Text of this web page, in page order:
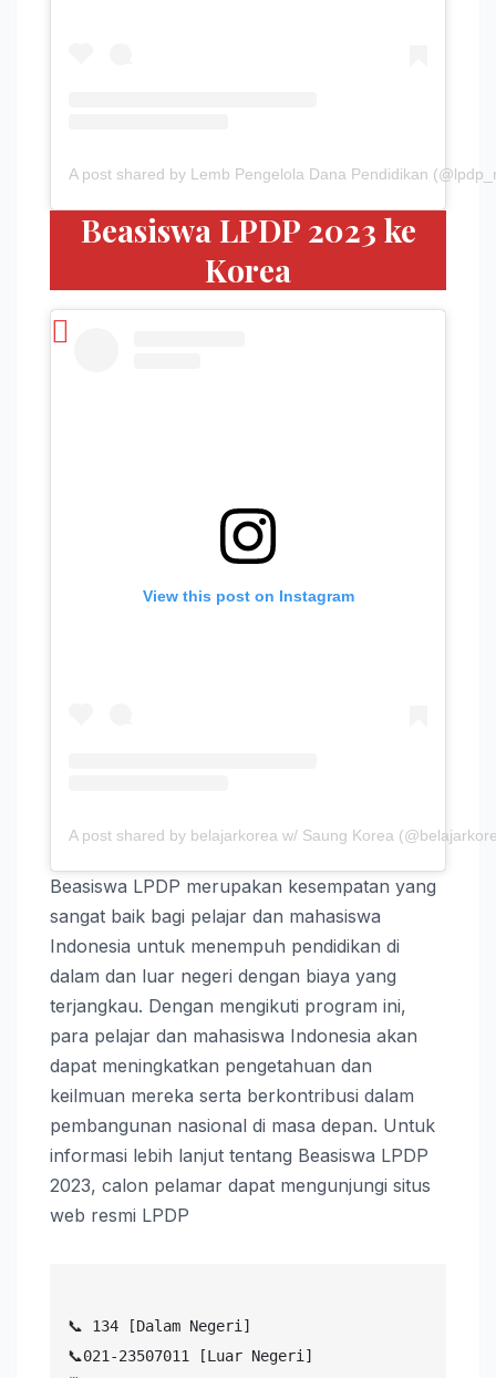
A post shared by Lemb Pengelola Dana Pendidikan
Beasiswa LPDP 2023 ke
Korea
View this post on Instagram
A post shared by belajarkorea w/ Saung Korea
Beasiswa LPDP merupakan kesempatan yang
sangat baik bagi pelajar dan mahasiswa
Indonesia untuk menempuh pendidikan di
dalam dan luar negeri dengan biaya yang
terjangkau. Dengan mengikuti program ini,
para pelajar dan mahasiswa Indonesia akan
dapat meningkatkan pengetahuan dan
keilmuan mereka serta berkontribusi dalam
pembangunan nasional di masa depan. Untuk
informasi lebih lanjut tentang Beasiswa LPDP
2023, calon pelamar dapat mengunjungi situs
web resmi LPDP
📞 134 [Dalam Negeri]
📞021-23507011 [Luar Negeri]